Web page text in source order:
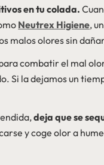
en tu colada.
Neutrex Higiene,
malos olores sin
combatir el mal
Si la dejamos un
deja que se
y coge olor a